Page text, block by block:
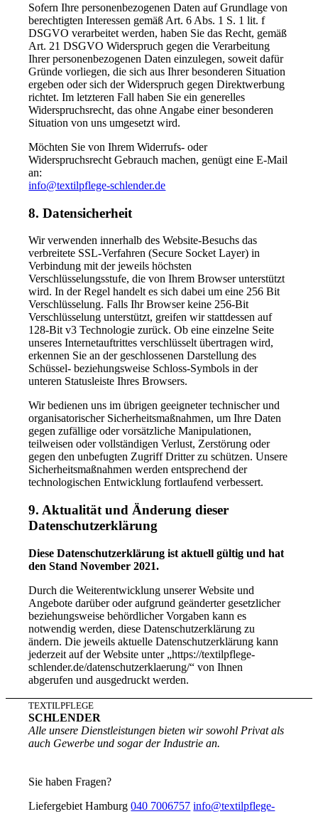
Sofern Ihre personenbezogenen Daten auf Grundlage von
berechtigten Interessen gemäß Art. 6 Abs. 1 S. 1 lit. f
DSGVO verarbeitet werden, haben Sie das Recht, gemäß
Art. 21 DSGVO Widerspruch gegen die Verarbeitung
Ihrer personenbezogenen Daten einzulegen, soweit dafür
Gründe vorliegen, die sich aus Ihrer besonderen Situation
ergeben oder sich der Widerspruch gegen Direktwerbung
richtet. Im letzteren Fall haben Sie ein generelles
Widerspruchsrecht, das ohne Angabe einer besonderen
Situation von uns umgesetzt wird.
Möchten Sie von Ihrem Widerrufs- oder
Widerspruchsrecht Gebrauch machen, genügt eine E-Mail
an:
info@textilpflege-schlender.de
8. Datensicherheit
Wir verwenden innerhalb des Website-Besuchs das
verbreitete SSL-Verfahren (Secure Socket Layer) in
Verbindung mit der jeweils höchsten
Verschlüsselungsstufe, die von Ihrem Browser unterstützt
wird. In der Regel handelt es sich dabei um eine 256 Bit
Verschlüsselung. Falls Ihr Browser keine 256-Bit
Verschlüsselung unterstützt, greifen wir stattdessen auf
128-Bit v3 Technologie zurück. Ob eine einzelne Seite
unseres Internetauftrittes verschlüsselt übertragen wird,
erkennen Sie an der geschlossenen Darstellung des
Schüssel- beziehungsweise Schloss-Symbols in der
unteren Statusleiste Ihres Browsers.
Wir bedienen uns im übrigen geeigneter technischer und
organisatorischer Sicherheitsmaßnahmen, um Ihre Daten
gegen zufällige oder vorsätzliche Manipulationen,
teilweisen oder vollständigen Verlust, Zerstörung oder
gegen den unbefugten Zugriff Dritter zu schützen. Unsere
Sicherheitsmaßnahmen werden entsprechend der
technologischen Entwicklung fortlaufend verbessert.
9. Aktualität und Änderung dieser
Datenschutzerklärung
Diese Datenschutzerklärung ist aktuell gültig und hat
den Stand November 2021.
Durch die Weiterentwicklung unserer Website und
Angebote darüber oder aufgrund geänderter gesetzlicher
beziehungsweise behördlicher Vorgaben kann es
notwendig werden, diese Datenschutzerklärung zu
ändern. Die jeweils aktuelle Datenschutzerklärung kann
jederzeit auf der Website unter „https://textilpflege-
schlender.de/datenschutzerklaerung/“ von Ihnen
abgerufen und ausgedruckt werden.
TEXTILPFLEGE
SCHLENDER
Alle unsere Dienstleistungen bieten wir sowohl Privat als
auch Gewerbe und sogar der Industrie an.
Sie haben Fragen?
Liefergebiet Hamburg040 7006757 info@textilpflege-